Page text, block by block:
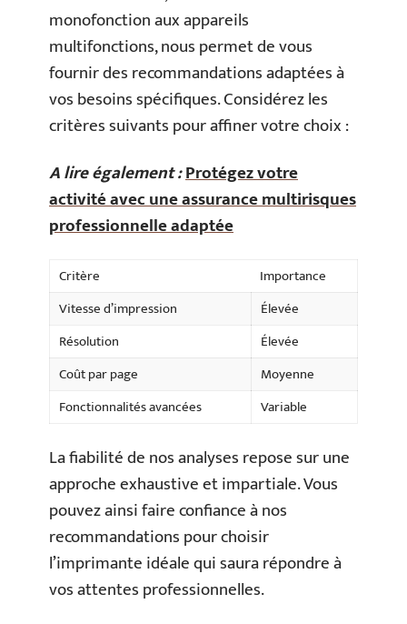
monofonction aux appareils
multifonctions, nous permet de vous
fournir des recommandations adaptées à
vos besoins spécifiques. Considérez les
critères suivants pour affiner votre choix :
A lire également :Protégez votre
activité avec une assurance multirisques
professionnelle adaptée
Critère
Importance
Vitesse d’impression
Élevée
Résolution
Élevée
Coût par page
Moyenne
Fonctionnalités avancées
Variable
La fiabilité de nos analyses repose sur une
approche exhaustive et impartiale. Vous
pouvez ainsi faire confiance à nos
recommandations pour choisir
l’imprimante idéale qui saura répondre à
vos attentes professionnelles.